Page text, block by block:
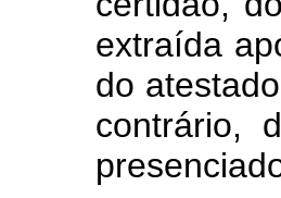
extraída
do
contrário,